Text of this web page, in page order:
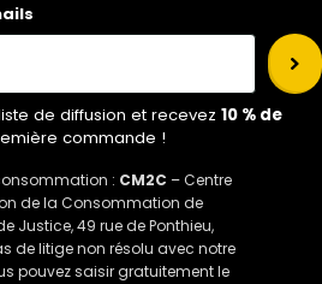
de diffusion et recevez 10 % de
commande !
: CM2C – Centre
de la Consommation de
Justice, 49 rue de Ponthieu,
de litige non résolu avec notre
pouvez saisir gratuitement le